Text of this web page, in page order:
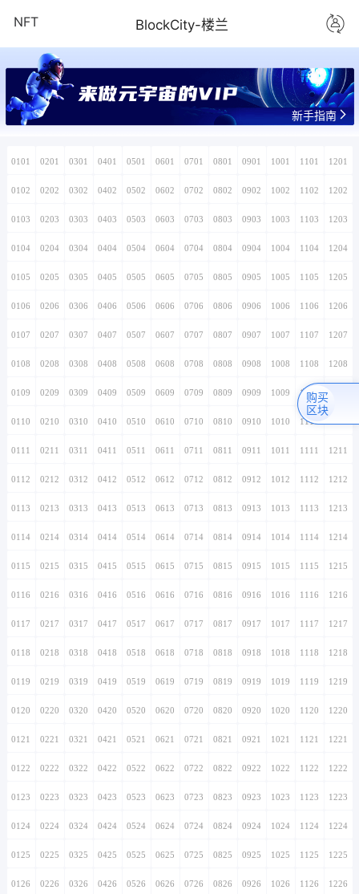
NFT BlockCity-楼兰
新手指南
0101 0201 0301 0401 0501 0601 0701 0801 0901 1001 1101 1201
0102 0202 0302 0402 0502 0602 0702 0802 0902 1002 1102 1202
0103 0203 0303 0403 0503 0603 0703 0803 0903 1003 1103 1203
0104 0204 0304 0404 0504 0604 0704 0804 0904 1004 1104 1204
0105 0205 0305 0405 0505 0605 0705 0805 0905 1005 1105 1205
0106 0206 0306 0406 0506 0606 0706 0806 0906 1006 1106 1206
0107 0207 0307 0407 0507 0607 0707 0807 0907 1007 1107 1207
0108 0208 0308 0408 0508 0608 0708 0808 0908 1008 1108 1208
0109 0209 0309 0409 0509 0609 0709 0809 0909 1009 1109
0110 0210 0310 0410 0510 0610 0710 0810 0910 1010 1110
0111 0211 0311 0411 0511 0611 0711 0811 0911 1011 1111 1211
0112 0212 0312 0412 0512 0612 0712 0812 0912 1012 1112 1212
0113 0213 0313 0413 0513 0613 0713 0813 0913 1013 1113 1213
0114 0214 0314 0414 0514 0614 0714 0814 0914 1014 1114 1214
0115 0215 0315 0415 0515 0615 0715 0815 0915 1015 1115 1215
0116 0216 0316 0416 0516 0616 0716 0816 0916 1016 1116 1216
0117 0217 0317 0417 0517 0617 0717 0817 0917 1017 1117 1217
0118 0218 0318 0418 0518 0618 0718 0818 0918 1018 1118 1218
0119 0219 0319 0419 0519 0619 0719 0819 0919 1019 1119 1219
0120 0220 0320 0420 0520 0620 0720 0820 0920 1020 1120 1220
0121 0221 0321 0421 0521 0621 0721 0821 0921 1021 1121 1221
0122 0222 0322 0422 0522 0622 0722 0822 0922 1022 1122 1222
0123 0223 0323 0423 0523 0623 0723 0823 0923 1023 1123 1223
0124 0224 0324 0424 0524 0624 0724 0824 0924 1024 1124 1224
0125 0225 0325 0425 0525 0625 0725 0825 0925 1025 1125 1225
0126 0226 0326 0426 0526 0626 0726 0826 0926 1026 1126 1226
购买
区块